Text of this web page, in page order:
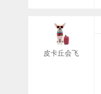
皮卡丘会飞